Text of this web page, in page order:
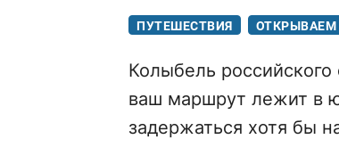
ПУТЕШЕСТВИЯ
Колыбель
ваш маршрут лежит в
задержаться хотя бы